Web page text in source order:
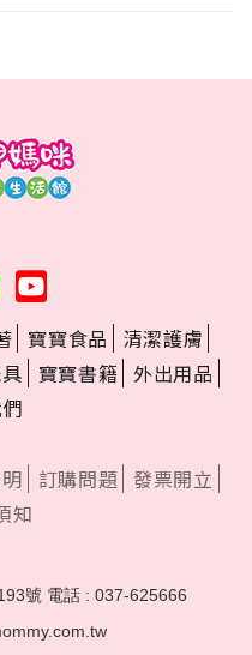
寶寶食品
清潔護膚
寶寶書籍 外出用品
訂購問題 發票開立
知
號 電話 : 037-625666